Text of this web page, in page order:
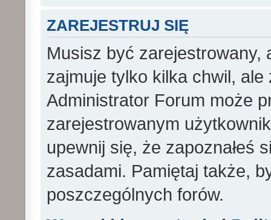
ZAREJESTRUJ SIĘ
Musisz być zarejestrowany,
zajmuje tylko kilka chwil,
Administrator Forum może
zarejestrowanym
upewnij się, że zapoznałeś
zasadami. Pamiętaj także,
poszczególnych forów.